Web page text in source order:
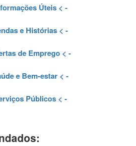
Úteis< -
e Histórias < -
de Emprego< -
e Bem-estar < -
Públicos < -